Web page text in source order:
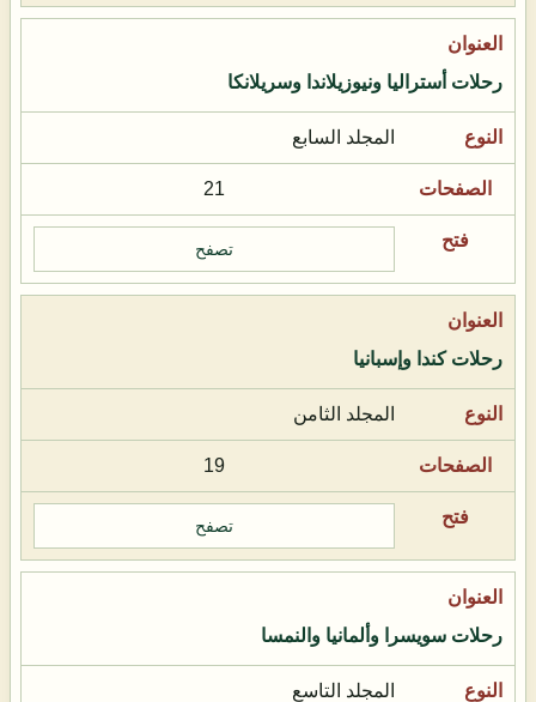
رحلات أستراليا ونيوزيلاندا وسريلانكا
المجلد السابع
21
تصفح
رحلات كندا وإسبانيا
المجلد الثامن
19
تصفح
رحلات سويسرا وألمانيا والنمسا
المجلد التاسع